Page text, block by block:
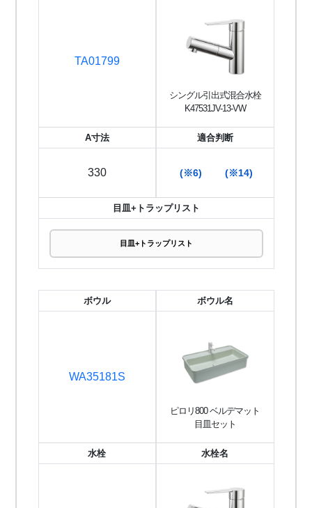
TA01799
シングル引出式混合水栓
K47531JV-13-VW
A寸法
330
適合判断
(※6) (※14)
目皿+トラップリスト
目皿+トラップリスト
ボウル
WA35181S
ボウル名
ピロリ800 ベルデマット
目皿セット
水栓 水栓名